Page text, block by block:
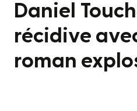
Daniel
récidive
roman